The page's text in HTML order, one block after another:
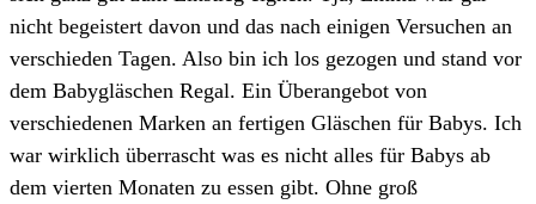
nicht begeistert davon und das nach einigen Versuchen an
verschieden Tagen. Also bin ich los gezogen und stand vor
dem Babygläschen Regal. Ein Überangebot von
verschiedenen Marken an fertigen Gläschen für Babys. Ich
war wirklich überrascht was es nicht alles für Babys ab
dem vierten Monaten zu essen gibt. Ohne groß